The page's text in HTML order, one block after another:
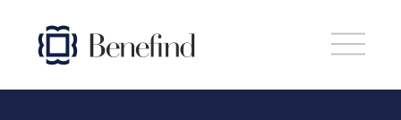
Skip to main content